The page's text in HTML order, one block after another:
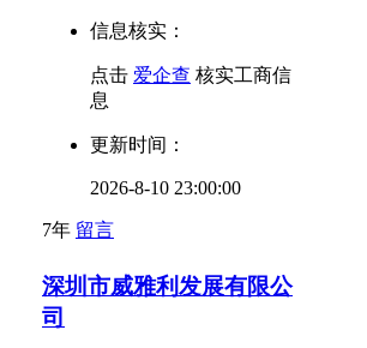
信息核实：
点击 爱企查 核实工商信
息
更新时间：
2026-8-10 23:00:00
7年 留言
深圳市威雅利发展有限公
司